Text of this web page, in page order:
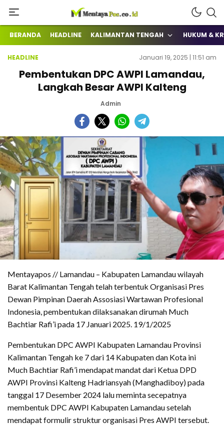
mentayapos.co.id
Terkini Mengabarkan
BERANDA HEADLINE KALIMANTAN TENGAH HUKUM &
HEADLINE Januari 19, 2025 | 11:51 am
Pembentukan DPC AWPI Lamandau,
Langkah Besar AWPI Kalteng
Admin
Mentayapos // Lamandau – Kabupaten Lamandau wilayah
Barat Kalimantan Tengah telah terbentuk Organisasi Pres
Dewan Pimpinan Daerah Assosiasi Wartawan Profesional
Indonesia, pembentukan dilaksanakan dirumah Much
Bachtiar Rafi’i pada 17 Januari 2025. 19/1/2025
Pembentukan DPC AWPI Kabupaten Lamandau Provinsi
Kalimantan Tengah ke 7 dari 14 Kabupaten dan Kota ini
Much Bachtiar Rafi’i mendapat mandat dari Ketua DPD
AWPI Provinsi Kalteng Hadriansyah (Manghadiboy) pada
tanggal 17 Desember 2024 lalu meminta secepatnya
membentuk DPC AWPI Kabupaten Lamandau setelah
mendapat formulir struktur organisasi Pres AWPI tersebut.